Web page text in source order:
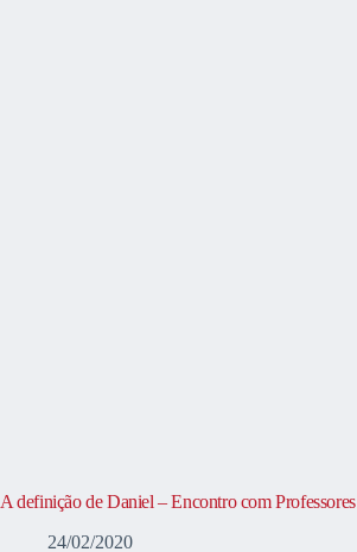
A definição de Daniel – Encontro com Professores
24/02/2020